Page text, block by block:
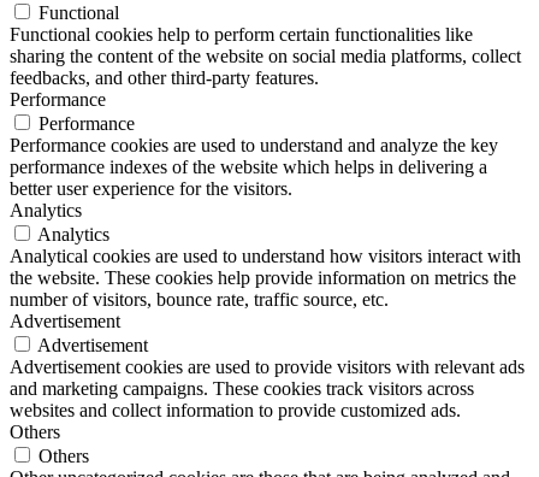
Functional
Functional cookies help to perform certain functionalities like
sharing the content of the website on social media platforms, collect
feedbacks, and other third-party features.
Performance
Performance
Performance cookies are used to understand and analyze the key
performance indexes of the website which helps in delivering a
better user experience for the visitors.
Analytics
Analytics
Analytical cookies are used to understand how visitors interact with
the website. These cookies help provide information on metrics the
number of visitors, bounce rate, traffic source, etc.
Advertisement
Advertisement
Advertisement cookies are used to provide visitors with relevant ads
and marketing campaigns. These cookies track visitors across
websites and collect information to provide customized ads.
Others
Others